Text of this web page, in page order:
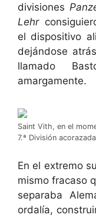
divisiones
Lehr
el dispositivo
dejándose
llamado
amargamente.
Saint Vith, en el
7.ª División
En el extremo
mismo fracaso
separaba
ordalía,